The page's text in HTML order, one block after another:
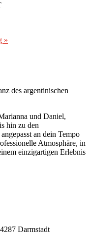
»
des argentinischen
und Daniel,
hin zu den
an dein Tempo
Atmosphäre, in
einzigartigen Erlebnis
Darmstadt